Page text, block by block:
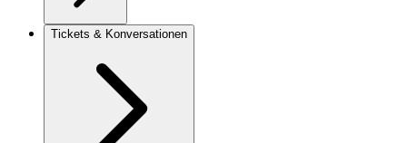
Tickets & Konversationen